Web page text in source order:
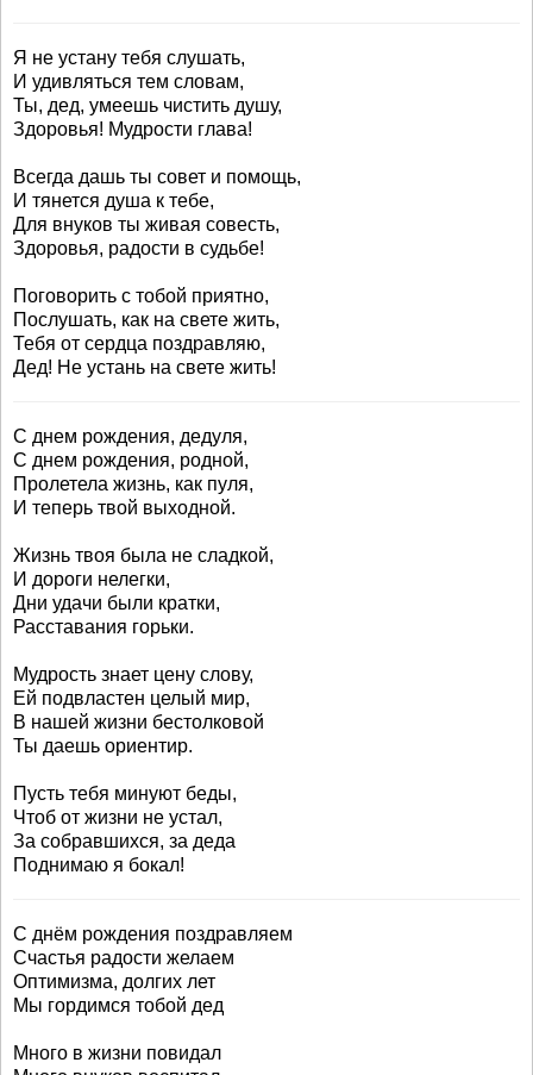
Я не устану тебя слушать,
И удивляться тем словам,
Ты, дед, умеешь чистить душу,
Здоровья! Мудрости глава!
Всегда дашь ты совет и помощь,
И тянется душа к тебе,
Для внуков ты живая совесть,
Здоровья, радости в судьбе!
Поговорить с тобой приятно,
Послушать, как на свете жить,
Тебя от сердца поздравляю,
Дед! Не устань на свете жить!
С днем рождения, дедуля,
С днем рождения, родной,
Пролетела жизнь, как пуля,
И теперь твой выходной.
Жизнь твоя была не сладкой,
И дороги нелегки,
Дни удачи были кратки,
Расставания горьки.
Мудрость знает цену слову,
Ей подвластен целый мир,
В нашей жизни бестолковой
Ты даешь ориентир.
Пусть тебя минуют беды,
Чтоб от жизни не устал,
За собравшихся, за деда
Поднимаю я бокал!
С днём рождения поздравляем
Счастья радости желаем
Оптимизма, долгих лет
Мы гордимся тобой дед
Много в жизни повидал